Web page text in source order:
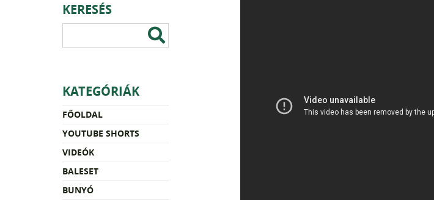
KERESÉS
KATEGÓRIÁK
FŐOLDAL
YOUTUBE SHORTS
VIDEÓK
BALESET
BUNYÓ